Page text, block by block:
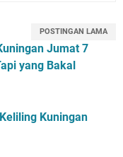
POSTINGAN LAMA
Jumat 7
yang Bakal
Kuningan